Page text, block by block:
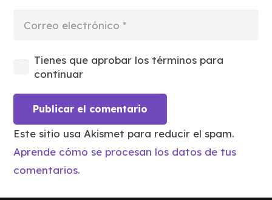
Tienes que aprobar los términos para
continuar
Publicar el comentario
Este sitio usa Akismet para reducir el spam.
Aprende cómo se procesan los datos de tus
comentarios.